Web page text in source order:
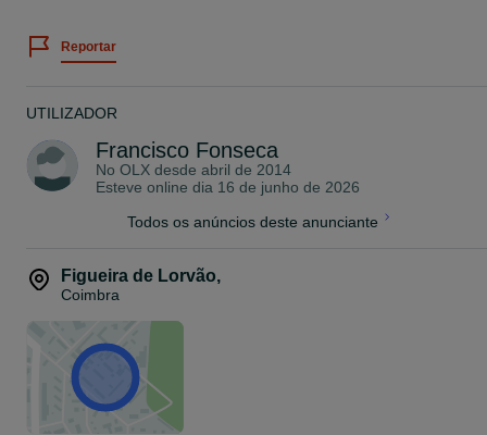
Reportar
UTILIZADOR
Francisco Fonseca
No OLX desde abril de 2014
Esteve online dia 16 de junho de 2026
Todos os anúncios deste anunciante
Figueira de Lorvão,
Coimbra